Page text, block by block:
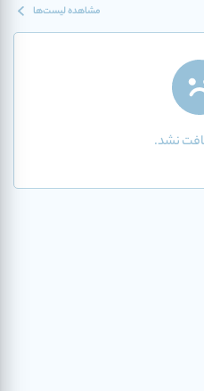
مشاهده لیست‌ها
نشد.